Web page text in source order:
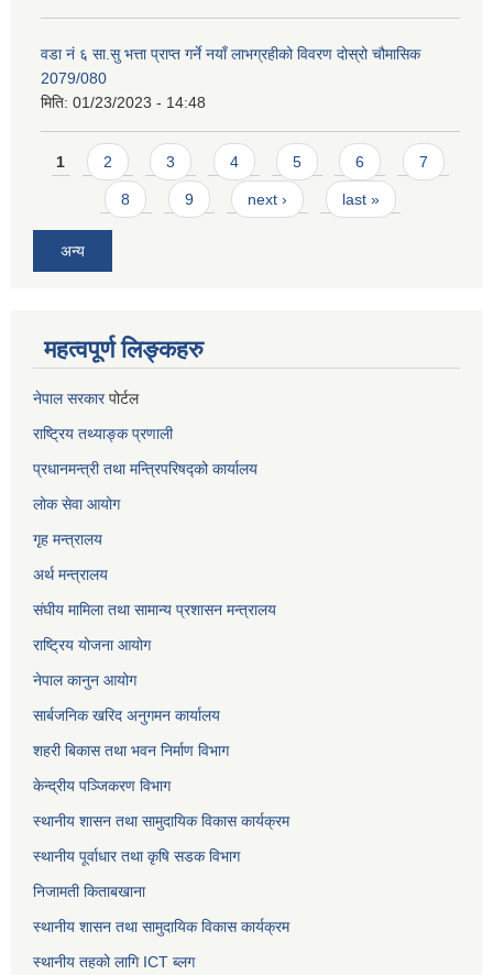
वडा नं ६ सा.सु भत्ता प्राप्त गर्ने नयाँ लाभग्रहीको विवरण दोस्रो चौमासिक
2079/080
मिति: 01/23/2023 - 14:48
Pages
1 2 3 4 5 6 7
8 9 next › last »
अन्य
महत्वपूर्ण लिङ्कहरु
नेपाल सरकारपोर्टल
राष्ट्रिय तथ्याङ्क प्रणाली
प्रधानमन्त्री तथा मन्त्रिपरिषद्को कार्यालय
लोक सेवाआयोग
गृह मन्त्रालय
अर्थ मन्त्रालय
संघीय मामिला तथा सामान्य प्रशासन मन्त्रालय
राष्ट्रिय योजना आयोग
नेपाल कानुन आयोग
सार्बजनिक खरिद अनुगमन कार्यालय
शहरी बिकास तथा भवन निर्माण विभाग
केन्द्रीय पञ्जिकरण विभाग
स्थानीय शासन तथा सामुदायिक विकास कार्यक्रम
स्थानीय पूर्वाधार तथा कृषि सडक विभाग
निजामती किताबखाना
स्थानीय शासन तथा सामुदायिक विकास कार्यक्रम
स्थानीय तहको लागि ICT ब्लग